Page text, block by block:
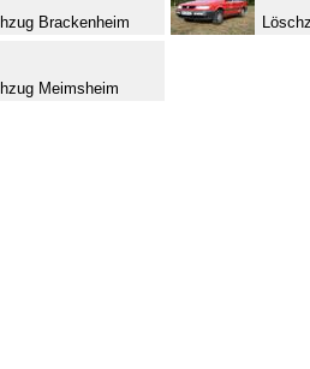
Brackenheim
Meimsheim